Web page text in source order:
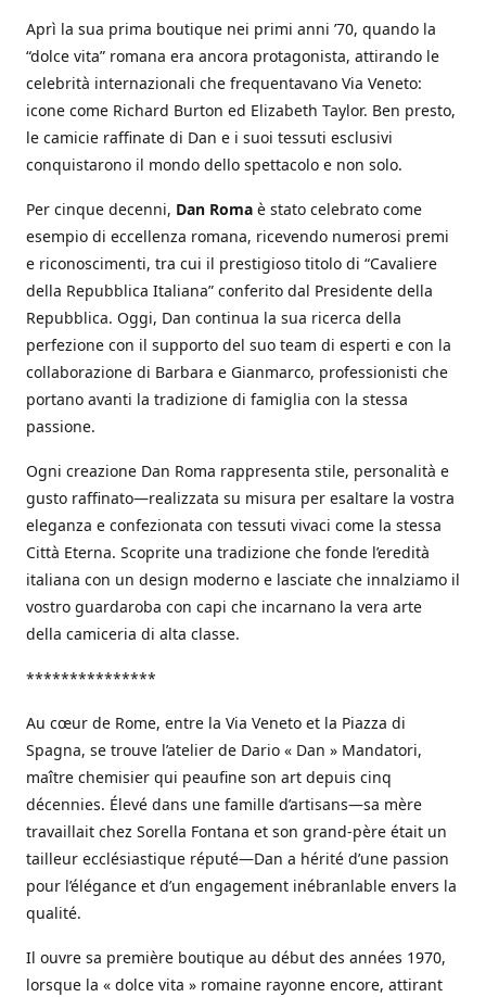
Aprì la sua prima boutique nei primi anni ’70, quando la
“dolce vita” romana era ancora protagonista, attirando le
celebrità internazionali che frequentavano Via Veneto:
icone come Richard Burton ed Elizabeth Taylor. Ben presto,
le camicie raffinate di Dan e i suoi tessuti esclusivi
conquistarono il mondo dello spettacolo e non solo.
Per cinque decenni, Dan Roma è stato celebrato come
esempio di eccellenza romana, ricevendo numerosi premi
e riconoscimenti, tra cui il prestigioso titolo di “Cavaliere
della Repubblica Italiana” conferito dal Presidente della
Repubblica. Oggi, Dan continua la sua ricerca della
perfezione con il supporto del suo team di esperti e con la
collaborazione di Barbara e Gianmarco, professionisti che
portano avanti la tradizione di famiglia con la stessa
passione.
Ogni creazione Dan Roma rappresenta stile, personalità e
gusto raffinato—realizzata su misura per esaltare la vostra
eleganza e confezionata con tessuti vivaci come la stessa
Città Eterna. Scoprite una tradizione che fonde l’eredità
italiana con un design moderno e lasciate che innalziamo il
vostro guardaroba con capi che incarnano la vera arte
della camiceria di alta classe.
***************
Au cœur de Rome, entre la Via Veneto et la Piazza di
Spagna, se trouve l’atelier de Dario « Dan » Mandatori,
maître chemisier qui peaufine son art depuis cinq
décennies. Élevé dans une famille d’artisans—sa mère
travaillait chez Sorella Fontana et son grand-père était un
tailleur ecclésiastique réputé—Dan a hérité d’une passion
pour l’élégance et d’un engagement inébranlable envers la
qualité.
Il ouvre sa première boutique au début des années 1970,
lorsque la « dolce vita » romaine rayonne encore, attirant